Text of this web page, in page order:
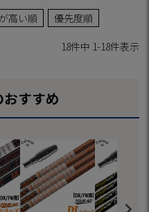
高い順 優先度順
18件中 1-18件表示
すすめ